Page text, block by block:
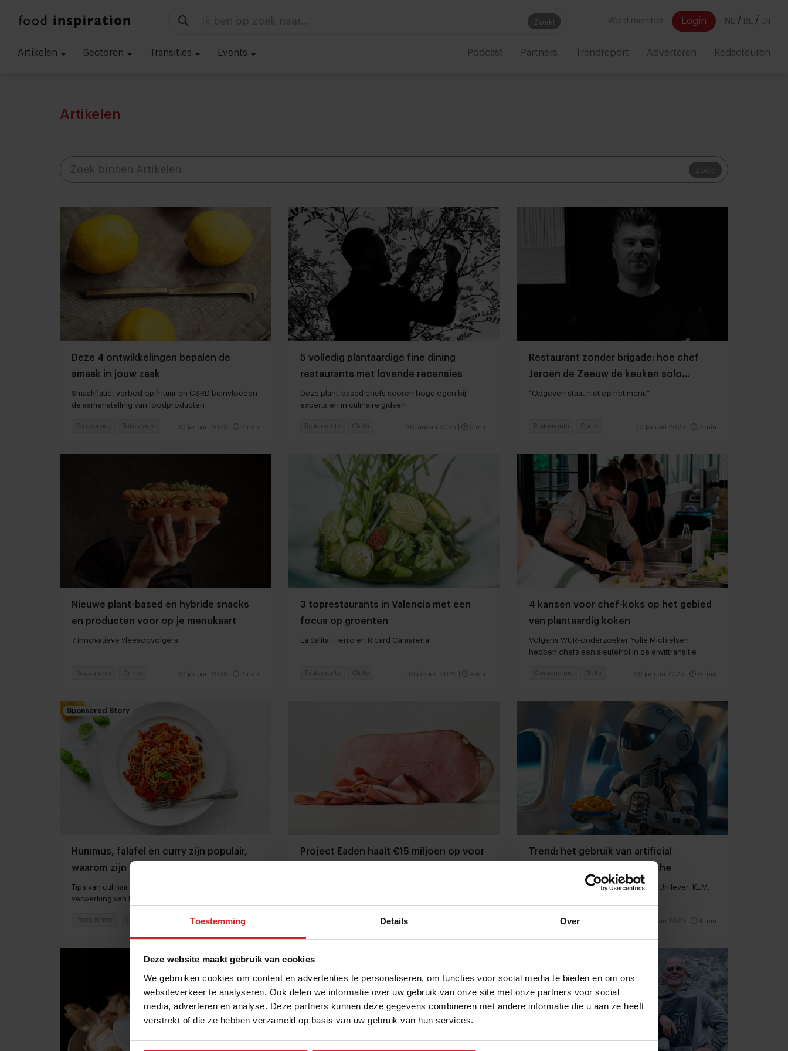
Toestemming Details Over
Deze website maakt gebruik van cookies
We gebruiken cookies om content en advertenties te personaliseren, om functies voor social media te bieden en om ons
websiteverkeer te analyseren. Ook delen we informatie over uw gebruik van onze site met onze partners voor social
media, adverteren en analyse. Deze partners kunnen deze gegevens combineren met andere informatie die u aan ze heeft
verstrekt of die ze hebben verzameld op basis van uw gebruik van hun services.
Zoek!
Ik ben op zoek naar... Word member Login NL / BE / EN
Artikelen Sectoren Transities Events Podcast Partners Trendreport Adverteren Redacteuren
Artikelen
Zoek!
Deze 4 ontwikkelingen bepalen de
smaak in jouw zaak
Smaakflatie, verbod op frituur en CSRD beïnvloeden
de samenstelling van foodproducten
30 januari 2025 3 min
Foodservice Take-away
5 volledig plantaardige fine dining
restaurants met lovende recensies
Deze plant-based chefs scoren hoge ogen bij
experts en in culinaire gidsen
30 januari 2025 5 min
Restaurants Chefs
Restaurant zonder brigade: hoe chef
Jeroen de Zeeuw de keuken solo
draaiende houdt
“Opgeven staat niet op het menu”
30 januari 2025 7 min
Restaurants Chefs
Nieuwe plant-based en hybride snacks
en producten voor op je menukaart
7 innovatieve vleesopvolgers
30 januari 2025 3 min
Restaurants Drinks
3 toprestaurants in Valencia met een
focus op groenten
La Salita, Fierro en Ricard Camarena
30 januari 2025 4 min
Restaurants Chefs
4 kansen voor chef-koks op het gebied
van plantaardig koken
Volgens WUR-onderzoeker Yolie Michielsen
hebben chefs een sleutelrol in de eiwittransitie
30 januari 2025 6 min
Gastronomie Chefs
Sponsored Story
Hummus, falafel en curry zijn populair,
waarom zijn peulvruchten dat dan niet?
Tips van culinair manager Berry Hoosemans voor de
verwerking van bonen en erwten in culinaire
30 januari 2025| 3 min
Producenten
Project Eaden haalt €15 miljoen op voor
28 januari 2025
Duurzaamheid
Trend: het gebruik van artificial
intelligence in de foodbranche
7 AI-tools die gebruikt worden door Unilever, KLM,
28 januari 2025 4 min
Foodservice